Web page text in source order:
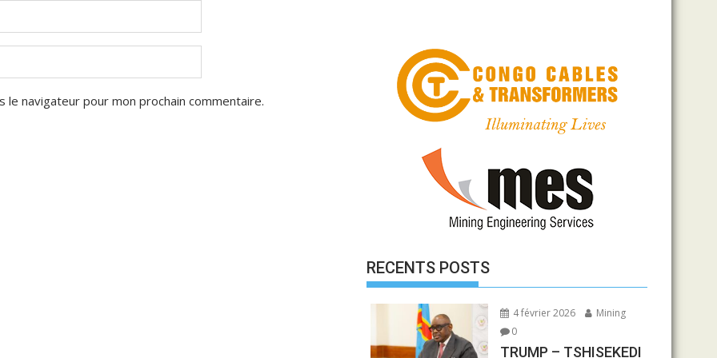
navigateur pour mon prochain commentaire.
RECENTS POSTS
4 février 2026
Mining
0
TRUMP – TSHISEKEDI